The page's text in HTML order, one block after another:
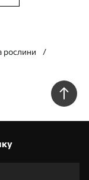
рослини